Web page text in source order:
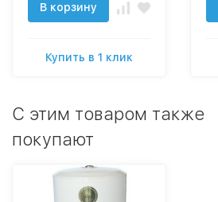
В корзину
Купить в 1 клик
C этим товаром также
покупают